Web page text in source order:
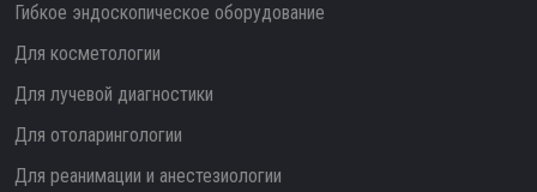
Гибкое эндоскопическое оборудование
Для косметологии
Для лучевой диагностики
Для отоларингологии
Для реанимации и анестезиологии